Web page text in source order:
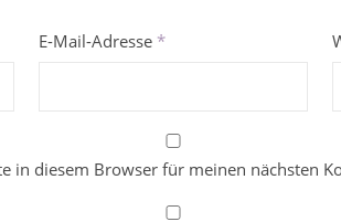
E-Mail-Adresse *
in diesem Browser für meinen nächsten